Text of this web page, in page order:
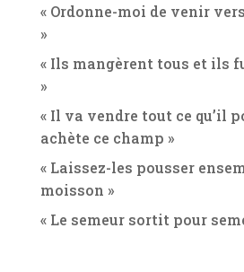
« Ordonne-moi de venir
»
« Ils mangèrent tous et ils
»
« Il va vendre tout ce qu’il
achète ce champ »
« Laissez-les pousser
moisson »
« Le semeur sortit pour